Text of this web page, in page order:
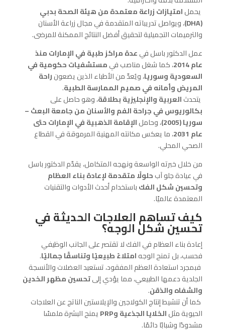
يحملامتيازات زراعة معتمدة من هيئة الصحة بدبي
(
DHA)، ويواصل تدريباته المتقدمة في مجال زراعة الأسنان
والترميمات التجميلية لتحقيق أفضل النتائج الممكنة للمرضى.
عمل الدكتور باسل فيعدة مراكز طبية في الإمارات منذ
عام 2014
، كما شغل مناصب فيمستشفيات حكومية في
السعودية وسوريا، ويُعدّ من الأطباء الذين يضعونراحة
المريض وأمانه في صميم الممارسة الطبية.
يتحدثالعربية والإنجليزية بطلاقة، وهو حاصل على
بكالوريوس في جراحة الفم والأسنان من جامعة البعث –
سوريا (2005)
، وحاملالإقامة الذهبية في الإمارات حتى
عام 2031
، ما يعكس مكانته المهنية المرموقة في القطاع
الصحي المحلي.
من خلال خبرته الواسعة ونهجه المتكامل، يقدّم الدكتور باسل
في عيادة جلو آبحلولًا متقدمة لإعادة بناء العظام
وتحسين شكل الفكباستخدام أحدث الأدوات والتقنيات
المعتمدة عالميًا.
كيف تساهم العلاجات الحديثة في
تحسين شكل الوجه؟
إعادة بناء العظام في الفك لا تقتصر على الجانب الوظيفي
فحسب، بل تمنح الوجهامتلاءً طبيعيًا وتناسقًا جماليًا.
فبمجرد استعادة العظم المفقود، تستعيد العضلات والأنسجة
الجلدية دعمها الطبيعي، مما يؤدي إلىتحسين مظهر الخدين
والشفاه والذقن.
كما أن تنشيط إنتاج الكولاجين والإيلاستين الناتج عن العلاجات
الحيوية مثلالخلايا الجذعية وPRPيمنح البشرة ملمسًا
مشدودًا وشبابًا دائمًا.